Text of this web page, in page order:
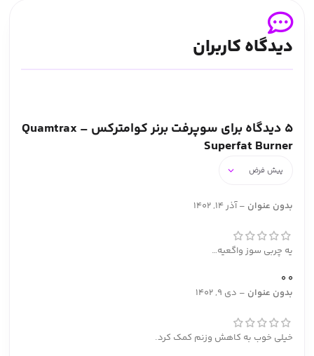
دیدگاه کاربران
5 دیدگاه برای
سوپرفت برنر کوامترکس – Quamtrax
Superfat Burner
بدون عنوان –آذر 14, 1402
یه چربی سوز واگعیه…
0
0
بدون عنوان – دی 9, 1402
خیلی خوب به کاهش وزنم کمک کرد.